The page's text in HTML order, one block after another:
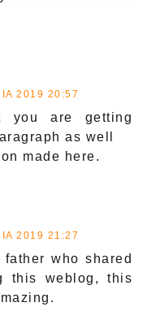
2019 20:57
you are getting
as well
made here.
2019 21:27
who shared
this weblog, this